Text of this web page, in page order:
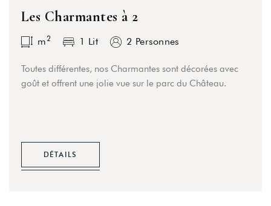
Les Charmantes à 2
m2 1 Lit 2 Personnes
Toutes différentes, nos Charmantes sont décorées avec
goût et offrent une jolie vue sur le parc du Château.
DÉTAILS
Login
USERNAME *